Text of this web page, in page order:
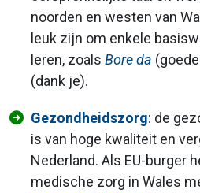
noorden en westen van
leuk zijn om enkele
leren, zoals Bore da
(dank je).
Gezondheidszorg: de
is van hoge kwaliteit en
Nederland. Als EU-burger
medische zorg in Wales